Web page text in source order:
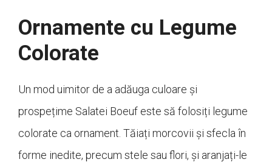
Ornamente cu Legume
Colorate
Un mod uimitor de a adăuga culoare și
prospețime Salatei Boeuf este să folosiți legume
colorate ca ornament. Tăiați morcovii și sfecla în
forme inedite, precum stele sau flori, și aranjați-le